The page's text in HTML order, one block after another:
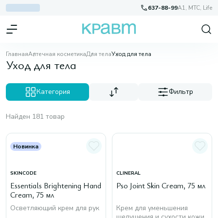
637-88-99A1, МТС, Life
ГлавнаяАптечная косметикаДля телаУход для тела
Уход для тела
Категория Фильтр
Найден 181 товар
Новинка
SKINCODE
Essentials Brightening Hand
Cream, 75 мл
Осветляющий крем для рук
CLINERAL
Pso Joint Skin Cream, 75 мл
Крем для уменьшения